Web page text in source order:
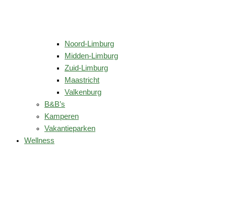
Noord-Limburg
Midden-Limburg
Zuid-Limburg
Maastricht
Valkenburg
B&B’s
Kamperen
Vakantieparken
Wellness